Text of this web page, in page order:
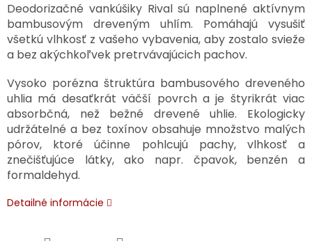
Deodorizačné vankúšiky Rival sú naplnené aktívnym
bambusovým dreveným uhlím. Pomáhajú vysušiť
všetkú vlhkosť z vašeho vybavenia, aby zostalo svieže
a bez akýchkoľvek pretrvávajúcich pachov.
Vysoko porézna štruktúra bambusového dreveného
uhlia má desaťkrát väčší povrch a je štyrikrát viac
absorbčná, než bežné drevené uhlie. Ekologicky
udržátelné a bez toxínov obsahuje množstvo malých
pórov, ktoré účinne pohlcujú pachy, vlhkosť a
znečišťujúce látky, ako napr. čpavok, benzén a
formaldehyd.
Detailné informácie